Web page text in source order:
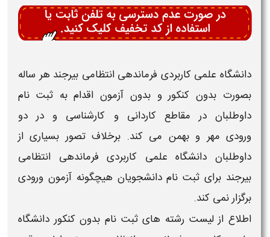
دانشگاه علمی کاربردی فرماندهی انتظامی بیرجند هر ساله
بصورت بدون کنکور و بدون آزموناقدام بهثبت نام
داوطلبان در مقاطع کاردانی و کارشناسی و در دو
ورودیمهر و بهمن می کند. برخلاف تصور بسیاری از
داوطلبان دانشگاه علمی کاربردی فرماندهی انتظامی
بیرجند برای ثبت نامدانشجویان هیچگونهآزمون ورودی
برگزار نمی کند.
اطلاع ازلیست رشته های ثبت نام بدون کنکور دانشگاه